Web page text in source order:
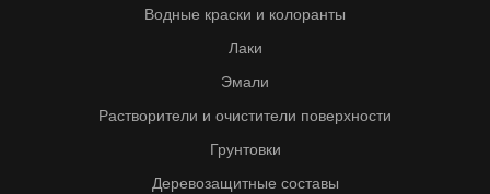
Водные краски и колоранты
Лаки
Эмали
Растворители и очистители поверхности
Грунтовки
Деревозащитные составы